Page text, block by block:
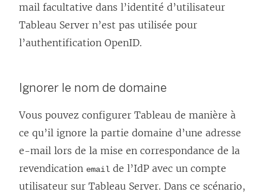
mail facultative dans l’identité d’utilisateur
Tableau Server n’est pas utilisée pour
l’authentification OpenID.
Ignorer le nom de domaine
Vous pouvez configurer Tableau de manière à
ce qu’il ignore la partie domaine d’une adresse
e-mail lors de la mise en correspondance de la
revendication email de l’IdP avec un compte
utilisateur sur Tableau Server. Dans ce scénario,